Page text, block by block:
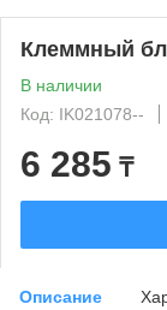
Клеммный
В наличии
Код: IK021078--
6 285 ₸
Описание